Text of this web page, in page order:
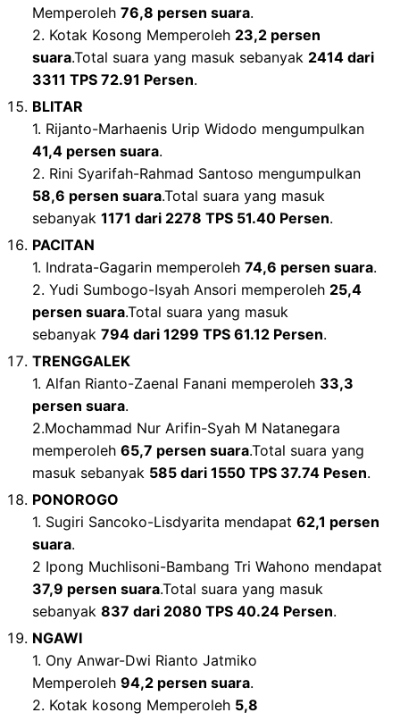
Memperoleh 76,8 persen suara.
2. Kotak Kosong Memperoleh 23,2 persen
suara.Total suara yang masuk sebanyak 2414 dari
3311 TPS 72.91 Persen.
BLITAR
1. Rijanto-Marhaenis Urip Widodo mengumpulkan
41,4 persen suara.
2. Rini Syarifah-Rahmad Santoso mengumpulkan
58,6 persen suara.Total suara yang masuk
sebanyak 1171 dari 2278 TPS 51.40 Persen.
PACITAN
1. Indrata-Gagarin memperoleh 74,6 persen suara.
2. Yudi Sumbogo-Isyah Ansori memperoleh 25,4
persen suara.Total suara yang masuk
sebanyak 794 dari 1299 TPS 61.12 Persen.
TRENGGALEK
1. Alfan Rianto-Zaenal Fanani memperoleh 33,3
persen suara.
2.Mochammad Nur Arifin-Syah M Natanegara
memperoleh 65,7 persen suara.Total suara yang
masuk sebanyak 585 dari 1550 TPS 37.74 Pesen.
PONOROGO
1. Sugiri Sancoko-Lisdyarita mendapat 62,1 persen
suara.
2 Ipong Muchlisoni-Bambang Tri Wahono mendapat
37,9 persen suara.Total suara yang masuk
sebanyak 837 dari 2080 TPS 40.24 Persen.
NGAWI
1. Ony Anwar-Dwi Rianto Jatmiko
Memperoleh 94,2 persen suara.
2. Kotak kosong Memperoleh 5,8